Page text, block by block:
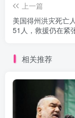
上一篇
美国得州洪灾死亡
51人，救援仍在紧
相关推荐